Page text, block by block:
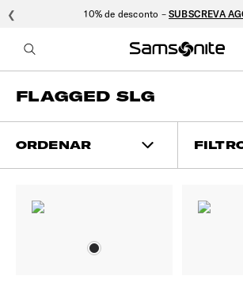
10% de desconto –SUBSCREVA
❮
FLAGGED SLG
ORDENAR